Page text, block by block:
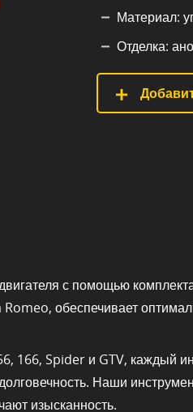
Материал:
Отделка:
с помощью
обеспечивает
Spider и GTV, каждый
Наши
изысканность.